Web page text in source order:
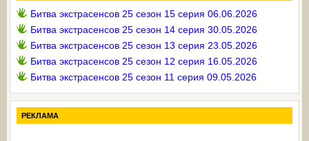
Битва экстрасенсов 25 сезон 15 серия 06.06.2026
Битва экстрасенсов 25 сезон 14 серия 30.05.2026
Битва экстрасенсов 25 сезон 13 серия 23.05.2026
Битва экстрасенсов 25 сезон 12 серия 16.05.2026
Битва экстрасенсов 25 сезон 11 серия 09.05.2026
РЕКЛАМА